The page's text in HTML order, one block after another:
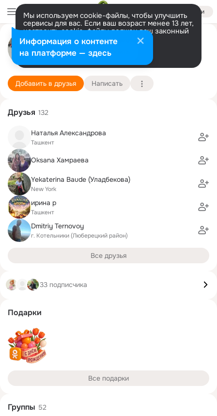
Войти
Мы используем cookie-файлы, чтобы улучшить
сервисы для вас. Если ваш возраст менее 13 лет,
настроить cookie-файлы должен ваш законный
представитель. Больше информации
Разрешить все Настроить
Yelena Panarina
Нью-Йорк
20 февраля (98 лет)
195 школа
Подробнее
Добавить в друзья Написать
Друзья 132
Наталья Александрова
Ташкент
Oksana Хамраева
Yekaterina Baude (Уладбекова)
New York
ирина р
Ташкент
Dmitriy Ternovoy
г. Котельники (Люберецкий район)
Все друзья
33 подписчика
Подарки
Все подарки
Группы 52
Информация о контенте
на платформе — здесь